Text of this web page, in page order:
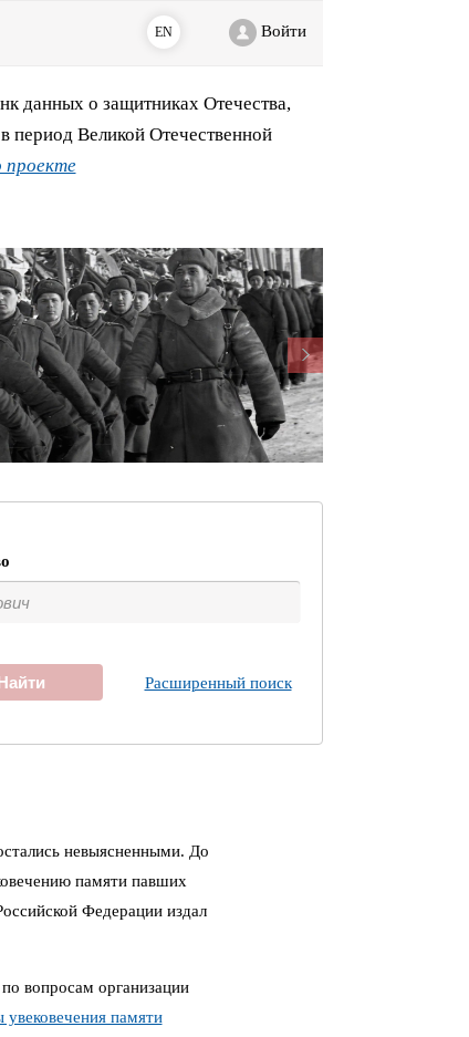
EN Войти
данных о защитниках Отечества,
Великой Отечественной
проекте
Расширенный поиск
невыясненными. До
памяти павших
Федерации издал
вопросам организации
памяти